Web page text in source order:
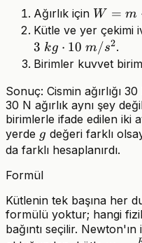
Ağırlık için
g
W = m
Kütle ve yer çekimi
3 kg ⋅ 10 m/s2.
Birimler kuvvet
Sonuç: Cismin ağırlığı
30 N ağırlık aynı şey
birimlerle ifade edilen iki
yerde g
g değeri farklı
da farklı hesaplanırdı.
Formül
Kütlenin tek başına her
formülü yoktur; hangi
bağıntı seçilir. Newton'ın